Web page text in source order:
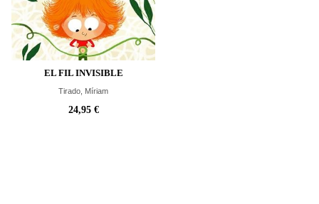
EL FIL INVISIBLE
Tirado, Míriam
24,95 €